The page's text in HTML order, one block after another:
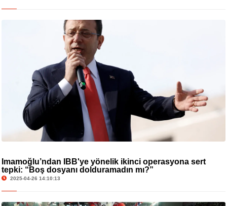
İmamoğlu’ndan İBB'ye yönelik ikinci operasyona sert
tepki: “Boş dosyanı dolduramadın mı?”
2025-04-26 14:10:13